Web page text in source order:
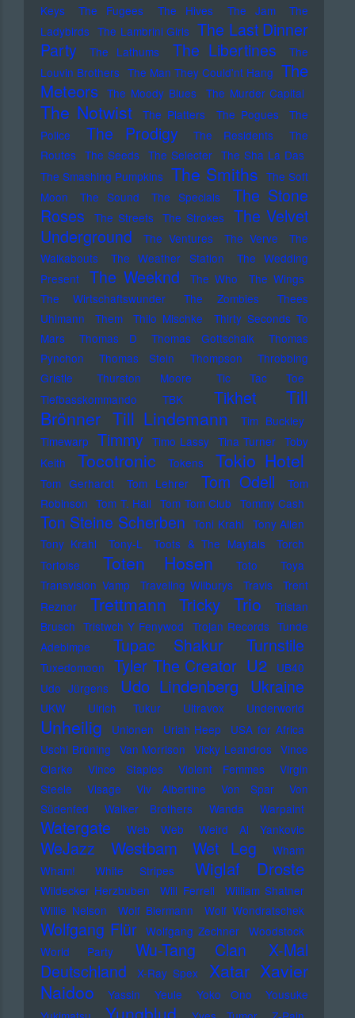
Keys
The Fugees The Hives The Jam
The
Ladybirds The Lambrini Girls The Last Dinner
Party
The Lathums The Libertines
The
Louvin Brothers The Man They Could'nt Hang The
Meteors The Moody Blues The Murder Capital
The Notwist The Platters The Pogues
The
Police
The Prodigy The Residents
The
Routes The Seeds The Selecter The Sha La Das
The Smashing Pumpkins The Smiths The Soft
Moon
The Sound The Specials
The Stone
Roses
The Streets The Strokes
The Velvet
Underground
The Ventures The Verve
The
Walkabouts
The Weather Station
The Wedding
Present
The Weeknd The Who
The Wings
The Wirtschaftswunder
The Zombies
Thees
Uhlmann
Them Thilo Mischke
Thirty Seconds To
Mars
Thomas D Thomas Gottschalk
Thomas
Pynchon
Thomas Stein Thompson
Throbbing
Gristle
Thurston Moore
Tic Tac Toe
Tiefbasskommando TBK
Tikhet
Till
Brönner Till Lindemann
Tim Buckley
Timewarp Timmy Timo Lassy Tina Turner Toby
Keith
Tocotronic Tokens Tokio Hotel
Tom Gerhardt Tom Lehrer Tom Odell
Tom
Robinson Tom T. Hall Tom Tom Club Tommy Cash
Ton Steine Scherben Toni Krahl Tony Allen
Tony Krahl
Tony-L Toots & The Maytals
Torch
Tortoise
Toten Hosen Toto
Toya
Transvision Vamp
Traveling Wilburys Travis
Trent
Reznor
Trettmann Tricky Trio
Tristan
Brusch Tristwch Y Fenywod Trojan Records Tunde
Adebimpe
Tupac Shakur Turnstile
Tuxedomoon Tyler The Creator U2
UB40
Udo Jürgens
Udo Lindenberg Ukraine
UKW Ulrich Tukur Ultravox Underworld
Unheilig Unionen Uriah Heep
USA for Africa
Uschi Brüning Van Morrison Vicky Leandros Vince
Clarke
Vince Staples Violent Femmes
Virgin
Steele
Visage Viv Albertine Von Spar
Von
Südenfed
Walker Brothers Wanda Warpaint
Watergate Web Web Weird Al Yankovic
WeJazz Westbam Wet Leg
Wham
Wham!
White Stripes Wiglaf Droste
Wildecker Herzbuben Will Ferrell
William Shatner
Willie Nelson
Wolf Biermann Wolf Wondratschek
Wolfgang Flür Wolfgang Zechner
Woodstock
World Party
Wu-Tang Clan
X-Mal
Deutschland
X-Ray Spex Xatar Xavier
Naidoo
Yassin Yeule Yoko Ono
Yousuke